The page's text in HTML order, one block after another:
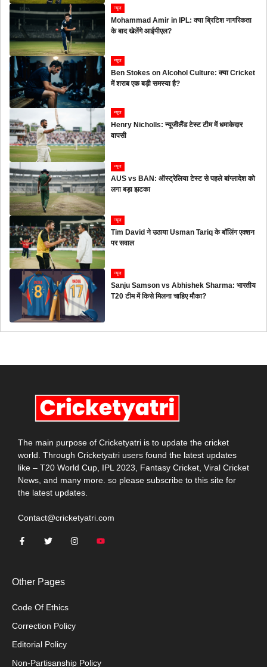
न्यूज
Mohammad Amir in IPL: क्या ब्रिटिश नागरिकता
के बाद खेलेंगे आईपीएल?
न्यूज
Ben Stokes on Alcohol Culture: क्या Cricket
में शराब एक बड़ी समस्या है?
न्यूज
Henry Nicholls: न्यूजीलैंड टेस्ट टीम में धमाकेदार
वापसी
न्यूज
AUS vs BAN: ऑस्ट्रेलिया टेस्ट से पहले बांग्लादेश को
लगा बड़ा झटका
न्यूज
Tim David ने उठाया Usman Tariq के बॉलिंग एक्शन
पर सवाल
न्यूज
Sanju Samson vs Abhishek Sharma: भारतीय
T20 टीम में किसे मिलना चाहिए मौका?
The main purpose of Cricketyatri is to update the cricket
world. Through Cricketyatri users found the latest updates
like – T20 World Cup, IPL 2023, Fantasy Cricket, Viral Cricket
News, and many more. so please subscribe to this site for
the latest updates.
Contact@cricketyatri.com
Other Pages
Code Of Ethics
Correction Policy
Editorial Policy
Non-Partisanship Policy